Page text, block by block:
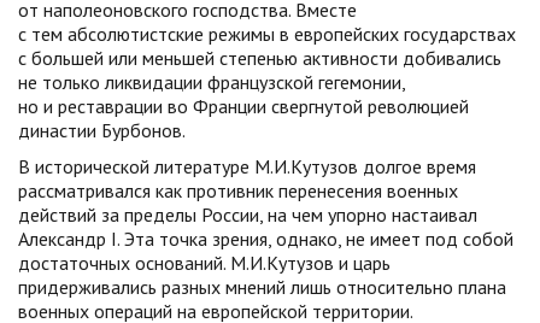
от наполеоновского господства. Вместе
с тем абсолютистские режимы в европейских государствах
с большей или меньшей степенью активности добивались
не только ликвидации французской гегемонии,
но и реставрации во Франции свергнутой революцией
династии Бурбонов.
В исторической литературе М.И.Кутузов долгое время
рассматривался как противник перенесения военных
действий за пределы России, на чем упорно настаивал
Александр I. Эта точка зрения, однако, не имеет под собой
достаточных оснований. М.И.Кутузов и царь
придерживались разных мнений лишь относительно плана
военных операций на европейской территории.